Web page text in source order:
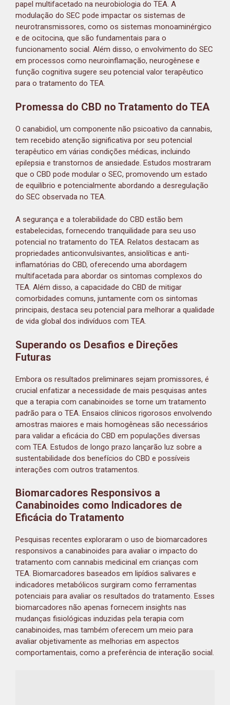
papel multifacetado na neurobiologia do TEA. A
modulação do SEC pode impactar os sistemas de
neurotransmissores, como os sistemas monoaminérgico
e de ocitocina, que são fundamentais para o
funcionamento social. Além disso, o envolvimento do SEC
em processos como neuroinflamação, neurogênese e
função cognitiva sugere seu potencial valor terapêutico
para o tratamento do TEA.
Promessa do CBD no Tratamento do TEA
O canabidiol, um componente não psicoativo da cannabis,
tem recebido atenção significativa por seu potencial
terapêutico em várias condições médicas, incluindo
epilepsia e transtornos de ansiedade. Estudos mostraram
que o CBD pode modular o SEC, promovendo um estado
de equilíbrio e potencialmente abordando a desregulação
do SEC observada no TEA.
A segurança e a tolerabilidade do CBD estão bem
estabelecidas, fornecendo tranquilidade para seu uso
potencial no tratamento do TEA. Relatos destacam as
propriedades anticonvulsivantes, ansiolíticas e anti-
inflamatórias do CBD, oferecendo uma abordagem
multifacetada para abordar os sintomas complexos do
TEA. Além disso, a capacidade do CBD de mitigar
comorbidades comuns, juntamente com os sintomas
principais, destaca seu potencial para melhorar a qualidade
de vida global dos indivíduos com TEA.
Superando os Desafios e Direções
Futuras
Embora os resultados preliminares sejam promissores, é
crucial enfatizar a necessidade de mais pesquisas antes
que a terapia com canabinoides se torne um tratamento
padrão para o TEA. Ensaios clínicos rigorosos envolvendo
amostras maiores e mais homogêneas são necessários
para validar a eficácia do CBD em populações diversas
com TEA. Estudos de longo prazo lançarão luz sobre a
sustentabilidade dos benefícios do CBD e possíveis
interações com outros tratamentos.
Biomarcadores Responsivos a
Canabinoides como Indicadores de
Eficácia do Tratamento
Pesquisas recentes exploraram o uso de biomarcadores
responsivos a canabinoides para avaliar o impacto do
tratamento com cannabis medicinal em crianças com
TEA. Biomarcadores baseados em lipídios salivares e
indicadores metabólicos surgiram como ferramentas
potenciais para avaliar os resultados do tratamento. Esses
biomarcadores não apenas fornecem insights nas
mudanças fisiológicas induzidas pela terapia com
canabinoides, mas também oferecem um meio para
avaliar objetivamente as melhorias em aspectos
comportamentais, como a preferência de interação social.